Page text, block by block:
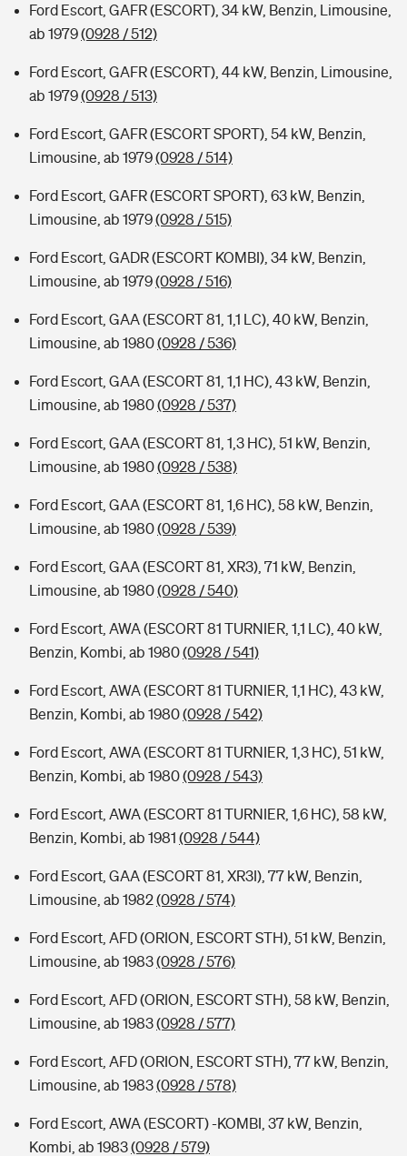
Ford Escort, GAFR (ESCORT), 34 kW, Benzin, Limousine,
ab 1979(0928 / 512)
Ford Escort, GAFR (ESCORT), 44 kW, Benzin, Limousine,
ab 1979(0928 / 513)
Ford Escort, GAFR (ESCORT SPORT), 54 kW, Benzin,
Limousine, ab 1979(0928 / 514)
Ford Escort, GAFR (ESCORT SPORT), 63 kW, Benzin,
Limousine, ab 1979(0928 / 515)
Ford Escort, GADR (ESCORT KOMBI), 34 kW, Benzin,
Limousine, ab 1979(0928 / 516)
Ford Escort, GAA (ESCORT 81, 1,1 LC), 40 kW, Benzin,
Limousine, ab 1980(0928 / 536)
Ford Escort, GAA (ESCORT 81, 1,1 HC), 43 kW, Benzin,
Limousine, ab 1980(0928 / 537)
Ford Escort, GAA (ESCORT 81, 1,3 HC), 51 kW, Benzin,
Limousine, ab 1980(0928 / 538)
Ford Escort, GAA (ESCORT 81, 1,6 HC), 58 kW, Benzin,
Limousine, ab 1980(0928 / 539)
Ford Escort, GAA (ESCORT 81, XR3), 71 kW, Benzin,
Limousine, ab 1980(0928 / 540)
Ford Escort, AWA (ESCORT 81 TURNIER, 1,1 LC), 40 kW,
Benzin, Kombi, ab 1980(0928 / 541)
Ford Escort, AWA (ESCORT 81 TURNIER, 1,1 HC), 43 kW,
Benzin, Kombi, ab 1980(0928 / 542)
Ford Escort, AWA (ESCORT 81 TURNIER, 1,3 HC), 51 kW,
Benzin, Kombi, ab 1980(0928 / 543)
Ford Escort, AWA (ESCORT 81 TURNIER, 1,6 HC), 58 kW,
Benzin, Kombi, ab 1981 (0928 / 544)
Ford Escort, GAA (ESCORT 81, XR3I), 77 kW, Benzin,
Limousine, ab 1982(0928 / 574)
Ford Escort, AFD (ORION, ESCORT STH), 51 kW, Benzin,
Limousine, ab 1983(0928 / 576)
Ford Escort, AFD (ORION, ESCORT STH), 58 kW, Benzin,
Limousine, ab 1983(0928 / 577)
Ford Escort, AFD (ORION, ESCORT STH), 77 kW, Benzin,
Limousine, ab 1983(0928 / 578)
Ford Escort, AWA (ESCORT) -KOMBI, 37 kW, Benzin,
Kombi, ab 1983(0928 / 579)